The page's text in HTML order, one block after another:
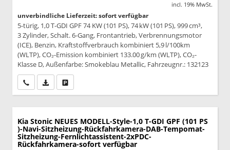
incl. 19% MwSt.
unverbindliche Lieferzeit: sofort verfügbar
5-türig, 1,0 T-GDI GPF 74 KW (101 PS), 74 kW (101 PS), 999 cm³,
3 Zylinder, Schalt. 6-Gang, Frontantrieb, Verbrennungsmotor
(ICE), Benzin, Kraftstoffverbrauch kombiniert 5,9 l/100km
(WLTP), CO₂-Emission kombiniert 133.00 g/km (WLTP), CO₂-
Klasse D, Außenfarbe: Smokeblau Metallic, Fahrzeugnr.: 132123
Wir rufen Sie anPDF-Datei, Fahrzeugexposé drucken
Kia Stonic NEUES MODELL-Style-1,0 T-GDI GPF (101 PS
)-Navi-Sitzheizung-Rückfahrkamera-DAB-Tempomat-
Sitzheizung-Fernlichtassistent-2xPDC-
Rückfahrkamera-sofort verfügbar